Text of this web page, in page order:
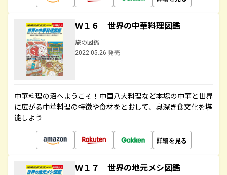
Ｗ１６ 世界の中華料理図鑑
旅の図鑑
2022.05.26 発売
中華料理の沼へようこそ！中国八大料理など本場の中華と世界
に広がる中華料理の特徴や食材をとおして、奥深き食文化を堪
能しよう
詳細を見る
Ｗ１７ 世界の地元メシ図鑑